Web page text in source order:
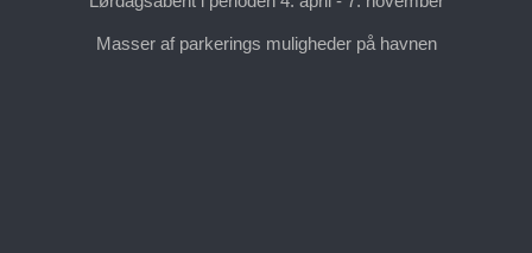
Masser af parkerings muligheder på havnen